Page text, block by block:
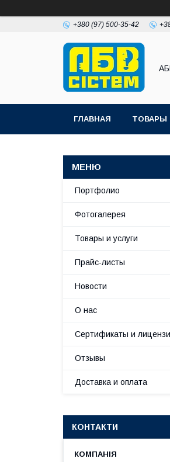
+380 (97) 500-35-42
ГЛАВНАЯ ТОВАРЫ
Портфолио
Фотогалерея
Товары и услуги
Прайс-листы
Новости
О нас
Сертификаты и
Отзывы
Доставка и оплата
КОНТАКТИ